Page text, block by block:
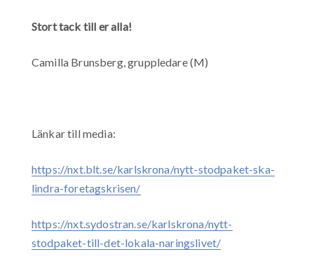
Stort tack till er alla!
Camilla Brunsberg, gruppledare (M)
Länkar till media:
https://nxt.blt.se/karlskrona/nytt-stodpaket-ska-
lindra-foretagskrisen/
https://nxt.sydostran.se/karlskrona/nytt-
stodpaket-till-det-lokala-naringslivet/